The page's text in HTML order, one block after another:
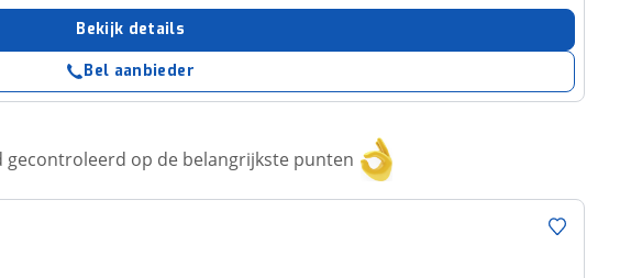
Bekijk details
Bel aanbieder
gecontroleerd op de belangrijkste punten